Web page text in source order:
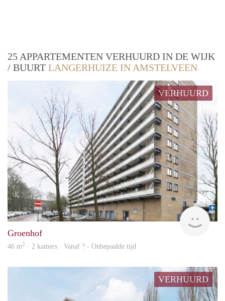
25 APPARTEMENTEN VERHUURD IN DE WIJK
/ BUURT LANGERHUIZE IN AMSTELVEEN
VERHUURD
rent
Groenhof
46 m2 · 2 kamers · Vanaf ? - Onbepaalde tijd
VERHUURD